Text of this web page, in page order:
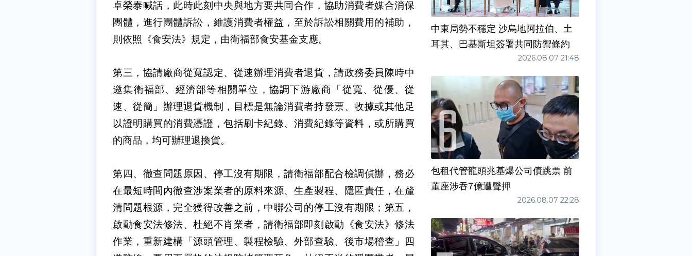
卓榮泰喊話，此時此刻中央與地方要共同合作，協助消費者媒合消保
團體，進行團體訴訟，維護消費者權益，至於訴訟相關費用的補助，
則依照《食安法》規定，由衛福部食安基金支應。
第三，協請廠商從寬認定、從速辦理消費者退貨，請政務委員陳時中
邀集衛福部、經濟部等相關單位，協調下游廠商「從寬、從優、從
速、從簡」辦理退貨機制，目標是無論消費者持發票、收據或其他足
以證明購買的消費憑證，包括刷卡紀錄、消費紀錄等資料，或所購買
的商品，均可辦理退換貨。
第四、徹查問題原因、停工沒有期限，請衛福部配合檢調偵辦，務必
在最短時間內徹查涉案業者的原料來源、生產製程、隱匿責任，在釐
清問題根源，完全獲得改善之前，中聯公司的停工沒有期限；第五，
啟動食安法修法、杜絕不肖業者，請衛福部即刻啟動《食安法》修法
作業，重新建構「源頭管理、製程檢驗、外部查驗、後市場稽查」四
中東局勢不穩定 沙烏地阿拉伯、土
耳其、巴基斯坦簽署共同防禦條約
2026.08.07 21:48
包租代管龍頭兆基爆公司債跳票 前
董座涉吞7億遭聲押
2026.08.07 22:28